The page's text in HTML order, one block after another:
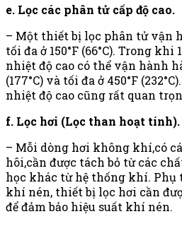
e. Lọc các phân tử cấp độ cao.
– Một thiết bị lọc phân tử vận
tối đa ở 150°F (66°C). Trong
nhiệt độ cao có thể vận hành
(177°C) và tối đa ở 450°F
nhiệt độ cao cũng rất quan
f. Lọc hơi (Lọc than hoạt tính).
– Mỗi dòng hơi không khí,có
hôi,cần được tách bỏ từ các
học khác từ hệ thống khí. Phụ
khí nén, thiết bị lọc hơi cần
để đảm bảo hiệu suất khí nén.